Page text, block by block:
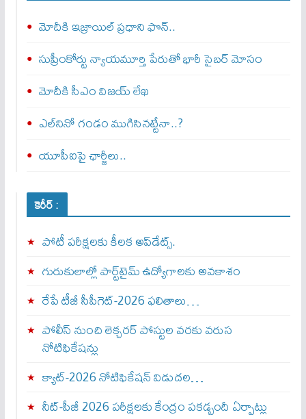
మోదీకి ఇజ్రాయిల్ ప్ర‌ధాని ఫొన్..
సుప్రీంకోర్టు న్యాయమూర్తి పేరుతో భారీ సైబర్ మోసం
మోదీకి సీఎం విజయ్ లేఖ
ఎల్‌నినో గండం ముగిసినట్టేనా..?
యూపీఐపై ఛార్జీలు..
కెరీర్ :
పోటీ పరీక్షలకు కీలక అప్‌డేట్స్.
గురుకులాల్లో పార్ట్‌టైమ్ ఉద్యోగాలకు అవకాశం
రేపే టీజీ సీపీగెట్‌-2026 ఫలితాలు…
పోలీస్ నుంచి లెక్చరర్ పోస్టుల వరకు వరుస
నోటిఫికేషన్లు
క్యాట్-2026 నోటిఫికేషన్ విడుదల…
నీట్-పీజీ 2026 పరీక్షలకు కేంద్రం పకడ్బందీ ఏర్పాట్లు